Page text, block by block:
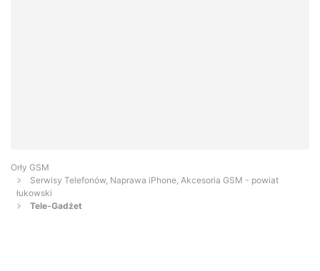
Orły GSM
Serwisy Telefonów, Naprawa iPhone, Akcesoria GSM - powiat
łukowski
Tele-Gadżet